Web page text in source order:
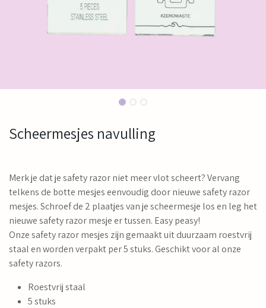
Scheermesjes navulling
Merk je dat je safety razor niet meer vlot scheert? Vervang
telkens de botte mesjes eenvoudig door nieuwe safety razor
mesjes. Schroef de 2 plaatjes van je scheermesje los en leg het
nieuwe safety razor mesje er tussen. Easy peasy!
Onze safety razor mesjes zijn gemaakt uit duurzaam roestvrij
staal en worden verpakt per 5 stuks. Geschikt voor al onze
safety razors.
Roestvrij staal
5 stuks